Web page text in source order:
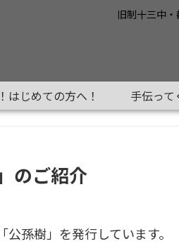
旧制十三中
！はじめての方へ！ 手伝って
のご紹介
孫樹」を発行しています。